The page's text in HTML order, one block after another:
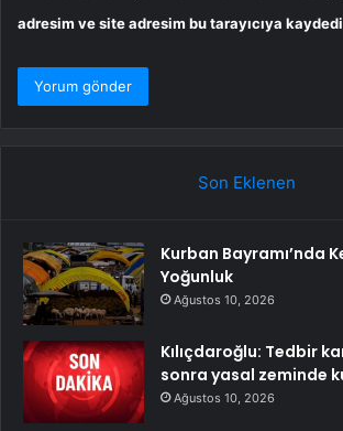
adresim ve site adresim bu tarayıcıya
Son Eklenen
Kurban Bayramı’nda
Yoğunluk
Ağustos 10, 2026
Kılıçdaroğlu: Tedbir
sonra yasal zeminde
Ağustos 10, 2026